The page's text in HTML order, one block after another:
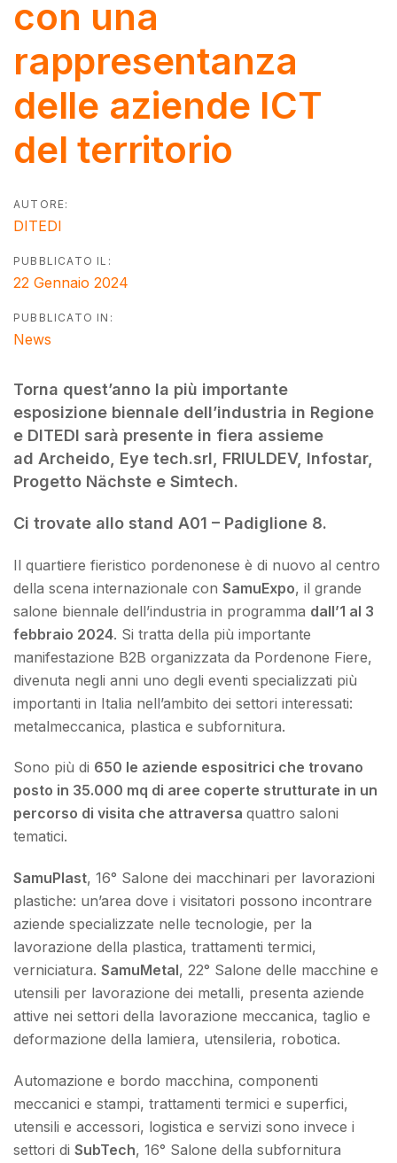
con una
rappresentanza
delle aziende ICT
del territorio
AUTORE:
DITEDI
PUBBLICATO IL:
22 Gennaio 2024
PUBBLICATO IN:
News
Torna quest’anno la più importante
esposizione biennale dell’industria in Regione
e DITEDI sarà presente in fiera assieme
ad Archeido, Eye tech.srl, FRIULDEV, Infostar,
Progetto Nächste e Simtech.
Ci trovate allo stand A01 – Padiglione 8.
Il quartiere fieristico pordenonese è di nuovo al centro
della scena internazionale con SamuExpo, il grande
salone biennale dell’industria in programma dall’1 al 3
febbraio 2024. Si tratta della più importante
manifestazione B2B organizzata da Pordenone Fiere,
divenuta negli anni uno degli eventi specializzati più
importanti in Italia nell’ambito dei settori interessati:
metalmeccanica, plastica e subfornitura.
Sono più di 650 le aziende espositrici che trovano
posto in 35.000 mq di aree coperte strutturate in un
percorso di visita che attraversa quattro saloni
tematici.
SamuPlast, 16° Salone dei macchinari per lavorazioni
plastiche: un’area dove i visitatori possono incontrare
aziende specializzate nelle tecnologie, per la
lavorazione della plastica, trattamenti termici,
verniciatura. SamuMetal, 22° Salone delle macchine e
utensili per lavorazione dei metalli, presenta aziende
attive nei settori della lavorazione meccanica, taglio e
deformazione della lamiera, utensileria, robotica.
Automazione e bordo macchina, componenti
meccanici e stampi, trattamenti termici e superfici,
utensili e accessori, logistica e servizi sono invece i
settori di SubTech, 16° Salone della subfornitura